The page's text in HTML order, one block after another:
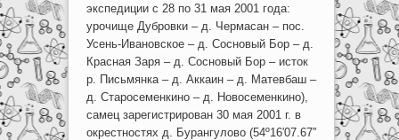
экспедиции с 28 по 31 мая 2001 года:
урочище Дубровки – д. Чермасан – пос.
Усень-Ивановское – д. Сосновый Бор – д.
Красная Заря – д. Сосновый Бор – исток
р. Письмянка – д. Аккаин – д. Матевбаш –
д. Старосеменкино – д. Новосеменкино),
самец зарегистрирован 30 мая 2001 г. в
окрестностях д. Бурангулово (54º16′07.67′′